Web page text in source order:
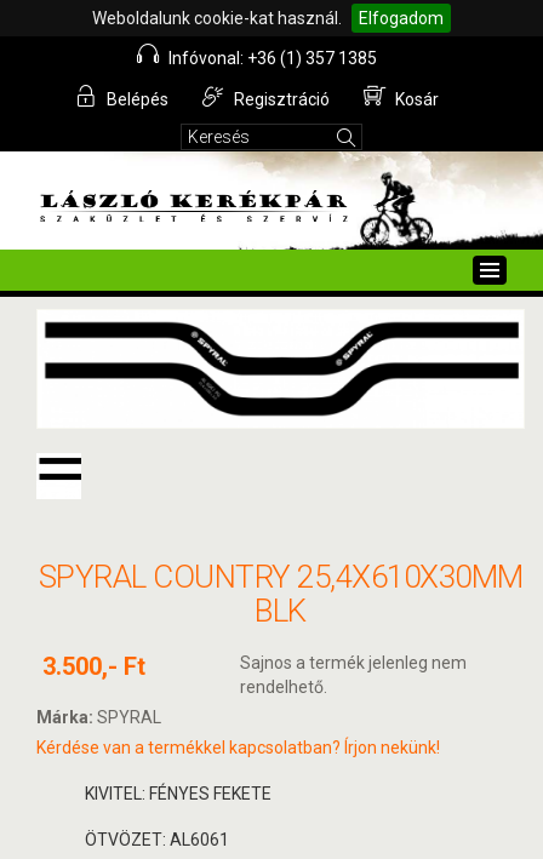
Weboldalunk cookie-kat használ. Elfogadom
Infóvonal: +36 (1) 357 1385
Belépés Regisztráció Kosár
Toggle
SPYRAL COUNTRY 25,4X610X30MM
BLK
3.500,- Ft
Sajnos a termék jelenleg nem
rendelhető.
Márka: SPYRAL
Kérdése van a termékkel kapcsolatban? Írjon nekünk!
KIVITEL: FÉNYES FEKETE
ÖTVÖZET: AL6061